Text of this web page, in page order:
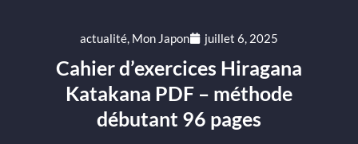
actualité, Mon Japon juillet 6, 2025
Cahier d’exercices Hiragana
Katakana PDF – méthode
débutant 96 pages